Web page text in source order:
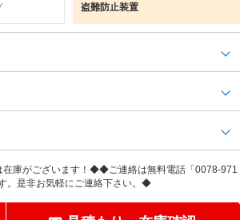
盗難防止装置
庫がございます！◆◆ご連絡は無料電話「0078-971
。是非お気軽にご連絡下さい。◆